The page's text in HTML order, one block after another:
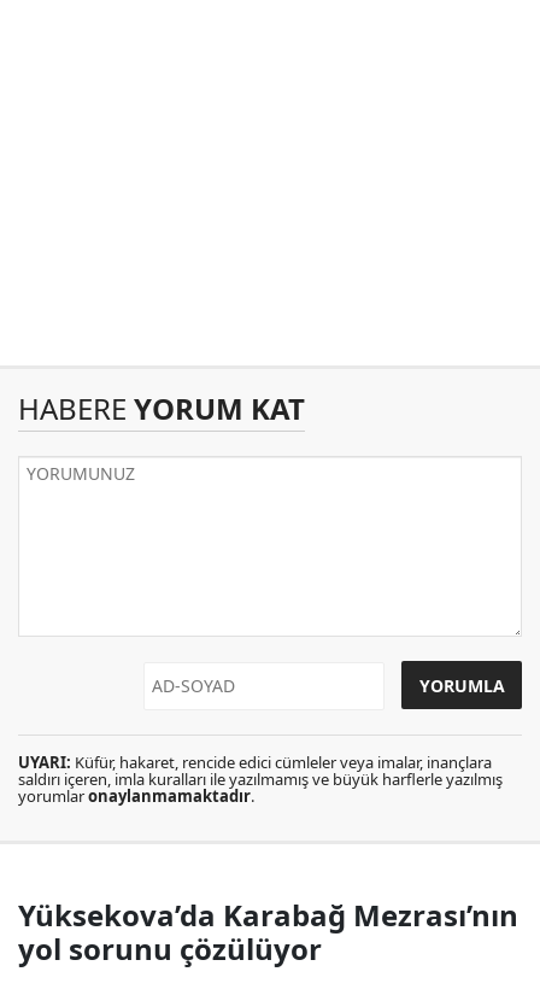
HABERE YORUM KAT
UYARI: Küfür, hakaret, rencide edici cümleler veya imalar, inançlara
saldırı içeren, imla kuralları ile yazılmamış ve büyük harflerle yazılmış
yorumlaronaylanmamaktadır.
Yüksekova’da Karabağ Mezrası’nın
yol sorunu çözülüyor